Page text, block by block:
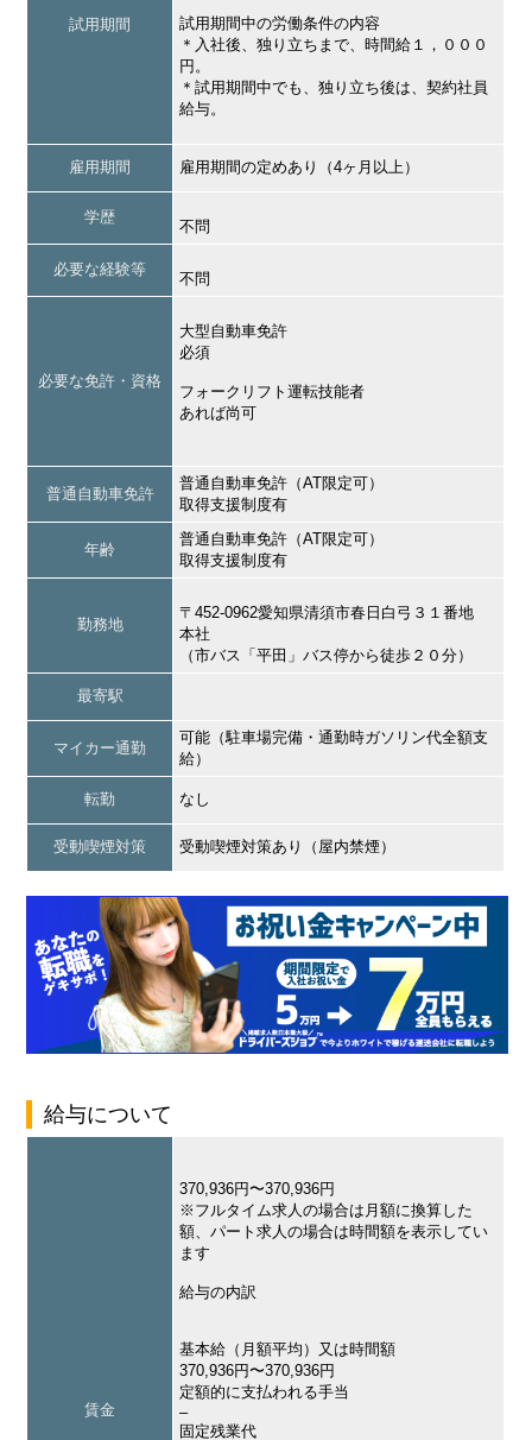
試用期間
試用期間中の労働条件の内容
＊入社後、独り立ちまで、時間給１，０００
円。
＊試用期間中でも、独り立ち後は、契約社員
給与。
雇用期間 雇用期間の定めあり（4ヶ月以上）
学歴
不問
必要な経験等
不問
必要な免許・資格
大型自動車免許
必須
フォークリフト運転技能者
あれば尚可
普通自動車免許
普通自動車免許（AT限定可）
取得支援制度有
年齢
普通自動車免許（AT限定可）
取得支援制度有
勤務地
〒452-0962愛知県清須市春日白弓３１番地
本社
（市バス「平田」バス停から徒歩２０分）
最寄駅
マイカー通勤
可能（駐車場完備・通勤時ガソリン代全額支
給）
転勤 なし
受動喫煙対策 受動喫煙対策あり（屋内禁煙）
給与について
賃金
370,936円〜370,936円
※フルタイム求人の場合は月額に換算した
額、パート求人の場合は時間額を表示してい
ます
給与の内訳
基本給（月額平均）又は時間額
370,936円〜370,936円
定額的に支払われる手当
–
固定残業代